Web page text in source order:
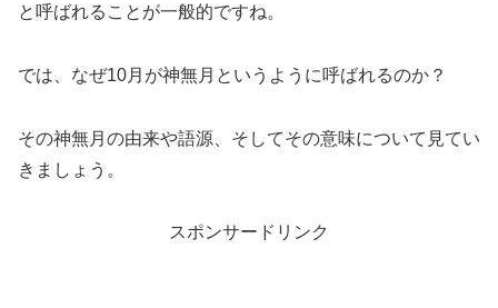
と呼ばれることが一般的ですね。
では、なぜ10月が神無月というように呼ばれるのか？
その神無月の由来や語源、そしてその意味について見てい
きましょう。
スポンサードリンク